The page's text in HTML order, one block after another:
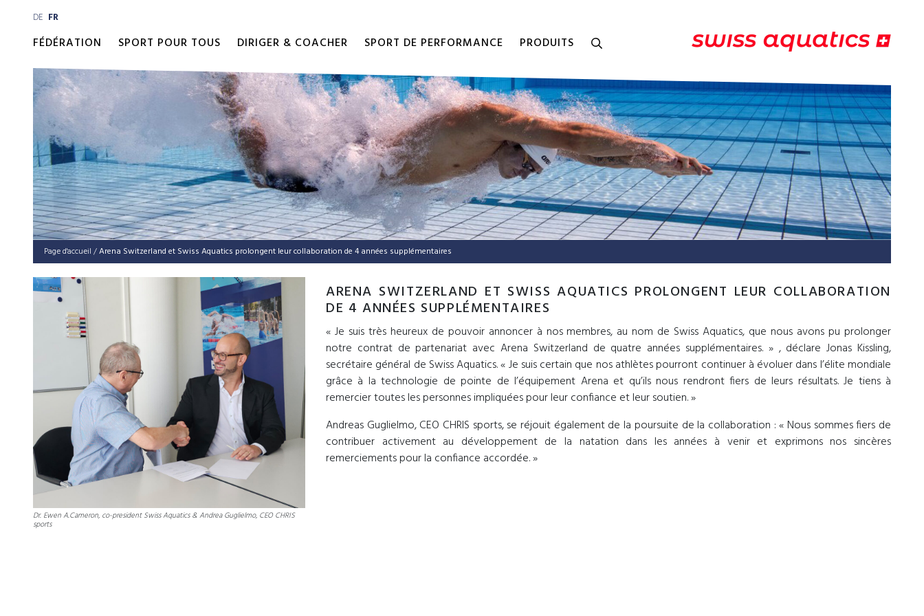
DE FR
FÉDÉRATION SPORT POUR TOUS DIRIGER & COACHER SPORT DE PERFORMANCE PRODUITS
Page d'accueil /Arena Switzerland et Swiss Aquatics prolongent leur collaboration de 4 années supplémentaires
Dr. Ewen A.Cameron, co-president Swiss Aquatics & Andrea Guglielmo, CEO CHRIS
sports
ARENA SWITZERLAND ET SWISS AQUATICS PROLONGENT LEUR COLLABORATION
DE 4 ANNÉES SUPPLÉMENTAIRES
« Je suis très heureux de pouvoir annoncer à nos membres, au nom de Swiss Aquatics, que nous avons pu prolonger
notre contrat de partenariat avec Arena Switzerland de quatre années supplémentaires. » , déclare Jonas Kissling,
secrétaire général de Swiss Aquatics. « Je suis certain que nos athlètes pourront continuer à évoluer dans l’élite mondiale
grâce à la technologie de pointe de l’équipement Arena et qu’ils nous rendront fiers de leurs résultats. Je tiens à
remercier toutes les personnes impliquées pour leur confiance et leur soutien. »
Andreas Guglielmo, CEO CHRIS sports, se réjouit également de la poursuite de la collaboration : « Nous sommes fiers de
contribuer activement au développement de la natation dans les années à venir et exprimons nos sincères
remerciements pour la confiance accordée. »